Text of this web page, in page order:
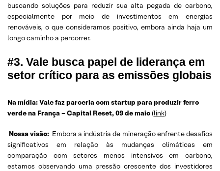
buscando soluções para reduzir sua alta pegada de carbono,
especialmente por meio de investimentos em energias
renováveis, o que consideramos positivo, embora ainda haja um
longo caminho a percorrer.
#3. Vale busca papel de liderança em
setor crítico para as emissões globais
Na mídia: Vale faz parceria com startup para produzir ferro
verde na França – Capital Reset, 09 de maio(link)
Nossa visão: Embora a indústria de mineração enfrente desafios
significativos em relação às mudanças climáticas em
comparação com setores menos intensivos em carbono,
estamos observando uma pressão crescente dos investidores